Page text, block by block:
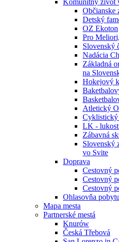
Komunitný život
Občianske
Detský
OZ Ekoton
Pro
Slovenský
Nadácia
Základná
na
Hokejový
Atletický
Cyklistický
LK -
Zábavná
Slovenský
vo Svite
Doprava
Cestovný
Cestovný
Cestovný
Ohlasovňa pobytu
Mapa mesta
Partnerské mestá
Knurów
Česká Třebová